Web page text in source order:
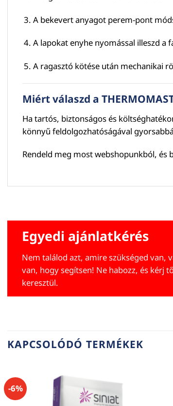
A bekevert anyagot perem-pont
A lapokat enyhe nyomással illeszd a
A ragasztó kötése után mechanikai
Miért válaszd a
Ha tartós, biztonságos és
könnyű feldolgozhatóságával
Rendeld meg most webshopunkból, és
Egyedi ajánlatkérés
Nem találod azt, amire szükséged van,
van, hogy segítsen! Ne habozz, és kérj
keresztül.
KAPCSOLÓDÓ TERMÉKEK
-6%